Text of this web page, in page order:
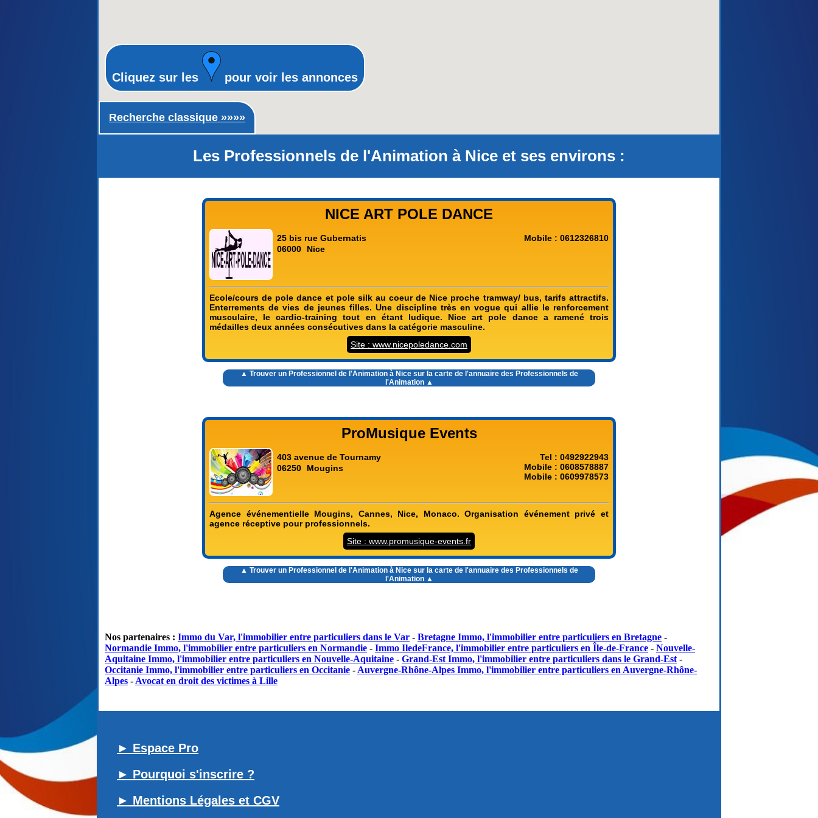
Recherche classique ►
Recherche classique »»»»
Cliquez sur les pour voir les annonces
Les Professionnels de l'Animation à Nice et ses environs :
NICE ART POLE DANCE
25 bis rue Gubernatis
06000
Nice
Mobile : 0612326810
Ecole/cours de pole dance et pole silk au coeur de Nice proche tramway/ bus, tarifs attractifs.
Enterrements de vies de jeunes filles. Une discipline très en vogue qui allie le renforcement
musculaire, le cardio-training tout en étant ludique. Nice art pole dance a ramené trois
médailles deux années consécutives dans la catégorie masculine.
Site : www.nicepoledance.com
▲ Trouver un Professionnel de l'Animation à Nicesur la carte de l'annuaire des Professionnels de
l'Animation ▲
ProMusique Events
403 avenue de Tournamy
06250
Mougins
Tel : 0492922943
Mobile : 0608578887
Mobile : 0609978573
Agence événementielle Mougins, Cannes, Nice, Monaco. Organisation événement privé et
agence réceptive pour professionnels.
Site : www.promusique-events.fr
▲ Trouver un Professionnel de l'Animation à Nicesur la carte de l'annuaire des Professionnels de
l'Animation ▲
Nos partenaires : Immo du Var, l'immobilier entre particuliers dans le Var - Bretagne Immo, l'immobilier entre particuliers en Bretagne -
Normandie Immo, l'immobilier entre particuliers en Normandie - Immo IledeFrance, l'immobilier entre particuliers en Île-de-France - Nouvelle-
Aquitaine Immo, l'immobilier entre particuliers en Nouvelle-Aquitaine - Grand-Est Immo, l'immobilier entre particuliers dans le Grand-Est -
Occitanie Immo, l'immobilier entre particuliers en Occitanie - Auvergne-Rhône-Alpes Immo, l'immobilier entre particuliers en Auvergne-Rhône-
Alpes - Avocat en droit des victimes à Lille
► Espace Pro
► Pourquoi s'inscrire ?
► Mentions Légales et CGV